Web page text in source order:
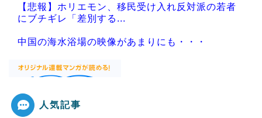
【悲報】ホリエモン、移民受け入れ反対派の若者
にブチギレ「差別する...
中国の海水浴場の映像があまりにも・・・
Powered by livedoor 相互RSS
人気記事